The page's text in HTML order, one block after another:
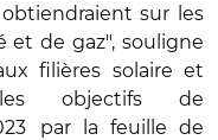
sur les
et de gaz", souligne
filières solaire et
les objectifs de
par la feuille de